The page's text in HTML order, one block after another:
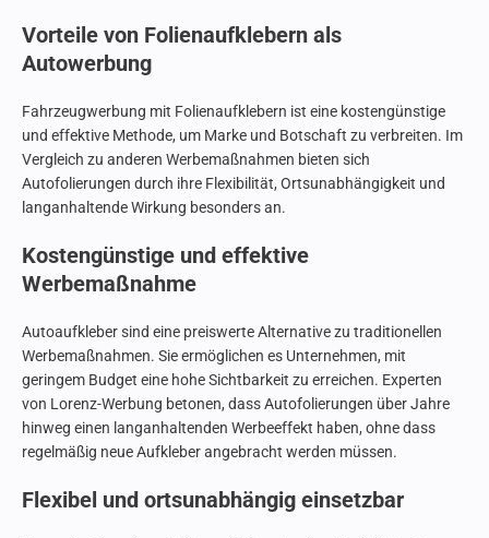
Vorteile von Folienaufklebern als
Autowerbung
Fahrzeugwerbung mit Folienaufklebern ist eine kostengünstige
und effektive Methode, um Marke und Botschaft zu verbreiten. Im
Vergleich zu anderen Werbemaßnahmen bieten sich
Autofolierungen durch ihre Flexibilität, Ortsunabhängigkeit und
langanhaltende Wirkung besonders an.
Kostengünstige und effektive
Werbemaßnahme
Autoaufkleber sind eine preiswerte Alternative zu traditionellen
Werbemaßnahmen. Sie ermöglichen es Unternehmen, mit
geringem Budget eine hohe Sichtbarkeit zu erreichen. Experten
von Lorenz-Werbung betonen, dass Autofolierungen über Jahre
hinweg einen langanhaltenden Werbeeffekt haben, ohne dass
regelmäßig neue Aufkleber angebracht werden müssen.
Flexibel und ortsunabhängig einsetzbar